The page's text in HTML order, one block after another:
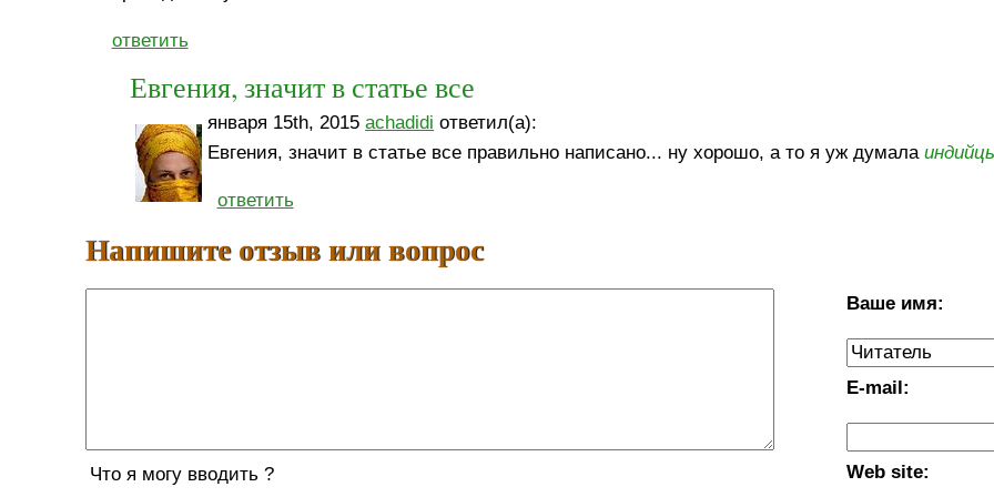
ответить
Евгения, значит в статье все
января 15th, 2015achadidi ответил(а):
Евгения, значит в статье все правильно написано... ну хорошо, а то я уж думала
ответить
Напишите отзыв или вопрос
Ваше имя:
E-mail:
Web site:
Что я могу вводить ?